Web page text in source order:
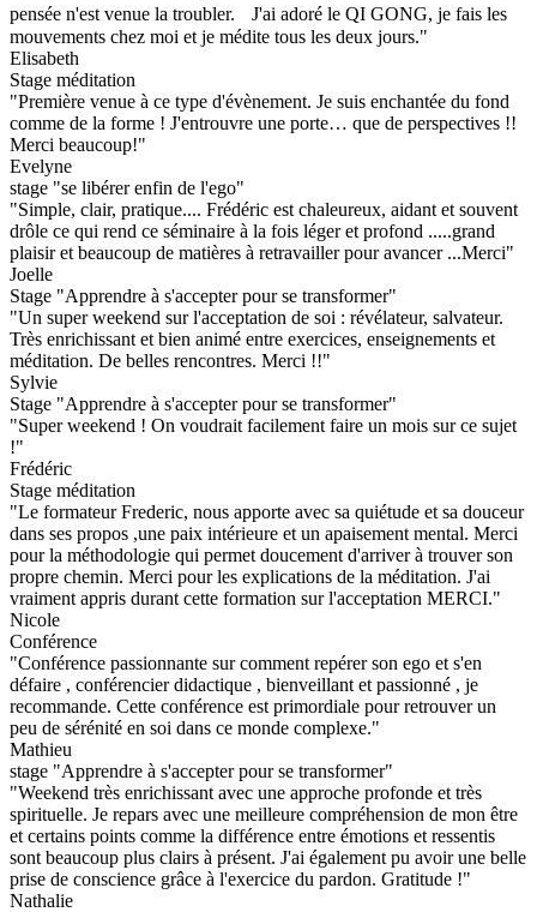
pensée n'est venue la troubler. J'ai adoré le QI GONG, je fais les
mouvements chez moi et je médite tous les deux jours."
Elisabeth
Stage méditation
"Première venue à ce type d'évènement. Je suis enchantée du fond
comme de la forme ! J'entrouvre une porte… que de perspectives !!
Merci beaucoup!"
Evelyne
stage "se libérer enfin de l'ego"
"Simple, clair, pratique.... Frédéric est chaleureux, aidant et souvent
drôle ce qui rend ce séminaire à la fois léger et profond .....grand
plaisir et beaucoup de matières à retravailler pour avancer ...Merci"
Joelle
Stage "Apprendre à s'accepter pour se transformer"
"Un super weekend sur l'acceptation de soi : révélateur, salvateur.
Très enrichissant et bien animé entre exercices, enseignements et
méditation. De belles rencontres. Merci !!"
Sylvie
Stage "Apprendre à s'accepter pour se transformer"
"Super weekend ! On voudrait facilement faire un mois sur ce sujet
!"
Frédéric
Stage méditation
"Le formateur Frederic, nous apporte avec sa quiétude et sa douceur
dans ses propos ,une paix intérieure et un apaisement mental. Merci
pour la méthodologie qui permet doucement d'arriver à trouver son
propre chemin. Merci pour les explications de la méditation. J'ai
vraiment appris durant cette formation sur l'acceptation MERCI."
Nicole
Conférence
"Conférence passionnante sur comment repérer son ego et s'en
défaire , conférencier didactique , bienveillant et passionné , je
recommande. Cette conférence est primordiale pour retrouver un
peu de sérénité en soi dans ce monde complexe."
Mathieu
stage "Apprendre à s'accepter pour se transformer"
"Weekend très enrichissant avec une approche profonde et très
spirituelle. Je repars avec une meilleure compréhension de mon être
et certains points comme la différence entre émotions et ressentis
sont beaucoup plus clairs à présent. J'ai également pu avoir une belle
prise de conscience grâce à l'exercice du pardon. Gratitude !"
Nathalie